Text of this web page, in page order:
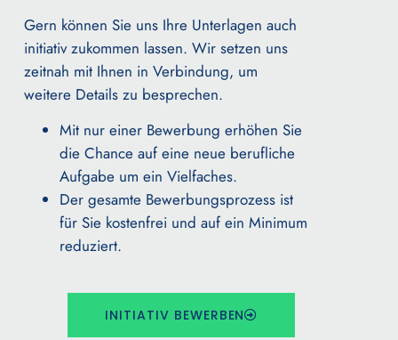
Gern können Sie uns Ihre Unterlagen auch
initiativ zukommen lassen. Wir setzen uns
zeitnah mit Ihnen in Verbindung, um
weitere Details zu besprechen.
Mit nur einer Bewerbung erhöhen Sie
die Chance auf eine neue berufliche
Aufgabe um ein Vielfaches.
Der gesamte Bewerbungsprozess ist
für Sie kostenfrei und auf ein Minimum
reduziert.
INITIATIV BEWERBEN